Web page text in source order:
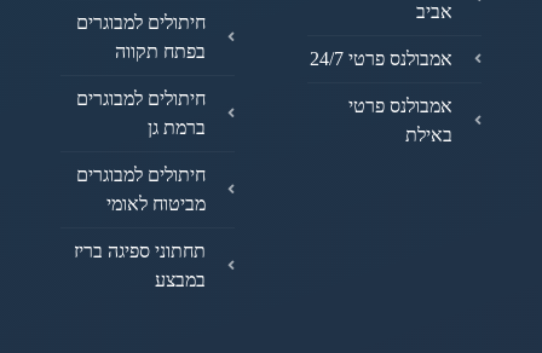
אביב
אמבולנס פרטי 24/7
אמבולנס פרטי
באילת
חיתולים למבוגרים
בפתח תקווה
חיתולים למבוגרים
ברמת גן
חיתולים למבוגרים
מביטוח לאומי
תחתוני ספיגה בריז
במבצע